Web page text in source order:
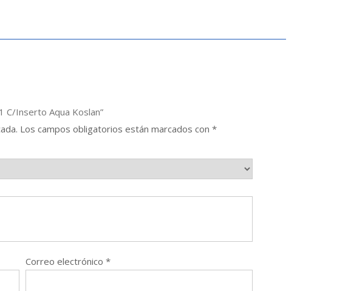
C/Inserto Aqua Koslan”
Los campos obligatorios están marcados con *
Correo electrónico *